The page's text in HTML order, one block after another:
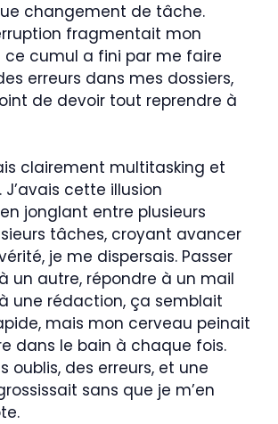
changement de tâche.
fragmentait mon
cumul a fini par me faire
erreurs dans mes dossiers,
de devoir tout reprendre à
clairement multitasking et
cette illusion
jonglant entre plusieurs
tâches, croyant avancer
je me dispersais. Passer
un autre, répondre à un mail
une rédaction, ça semblait
mais mon cerveau peinait
dans le bain à chaque fois.
oublis, des erreurs, et une
sans que je m’en